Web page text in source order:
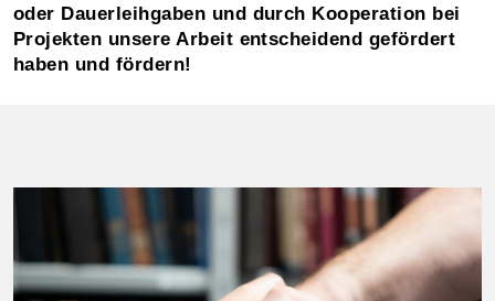
oder Dauerleihgaben und durch Kooperation bei
Projekten unsere Arbeit entscheidend gefördert
haben und fördern!